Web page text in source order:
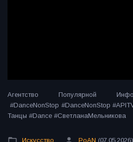
Агентство Популярной
#DanceNonStop #DanceNonStop
Танцы #Dance #СветланаМельникова
Искусство PoAN (07.05.2026)